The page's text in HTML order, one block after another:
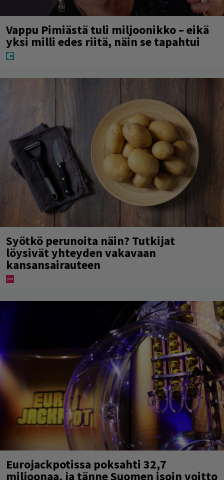
Vappu Pimiästä tuli miljoonikko – eikä
yksi milli edes riitä, näin se tapahtui
Syötkö perunoita näin? Tutkijat
löysivät yhteyden vakavaan
kansansairauteen
Eurojackpotissa poksahti 32,7
miljoonaa, ja tänne Suomen isoin voitto